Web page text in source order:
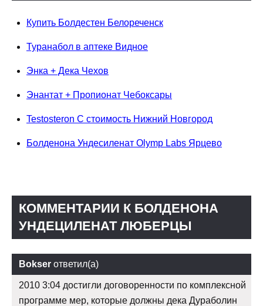
Купить Болдестен Белореченск
Туранабол в аптеке Видное
Энка + Дека Чехов
Энантат + Пропионат Чебоксары
Testosteron C стоимость Нижний Новгород
Болденона Ундесиленат Olymp Labs Ярцево
КОММЕНТАРИИ К БОЛДЕНОНА
УНДЕЦИЛЕНАТ ЛЮБЕРЦЫ
Bokser ответил(а)
2010 3:04 достигли договоренности по комплексной
программе мер, которые должны дека Дураболин